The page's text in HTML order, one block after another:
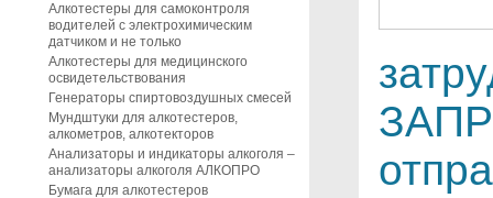
Алкотестеры для самоконтроля
водителей с электрохимическим
датчиком и не только
Алкотестеры для медицинского
освидетельствования
Генераторы спиртовоздушных смесей
Мундштуки для алкотестеров,
алкометров, алкотекторов
Анализаторы и индикаторы алкоголя –
анализаторы алкоголя АЛКОПРО
Бумага для алкотестеров